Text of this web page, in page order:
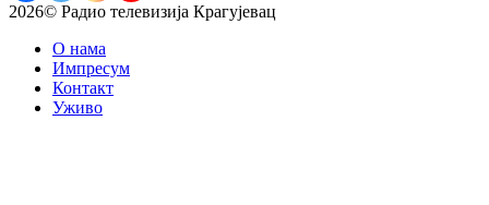
2026© Радио телевизија Крагујевац
О нама
Импресум
Контакт
Уживо